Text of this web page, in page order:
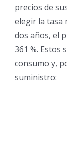
precios de
elegir la tasa
dos años, el
361 %. Estos
consumo y,
suministro: